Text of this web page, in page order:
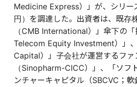
Medicine Express）」が、シリー
円）を調達した。出資者は、既存
（CMB International）」傘下の
Telecom Equity Investment）」
Capital）」子会社が運営するファ
（Sinopharm-CICC）」、「ソフ
ンチャーキャピタル（SBCVC；